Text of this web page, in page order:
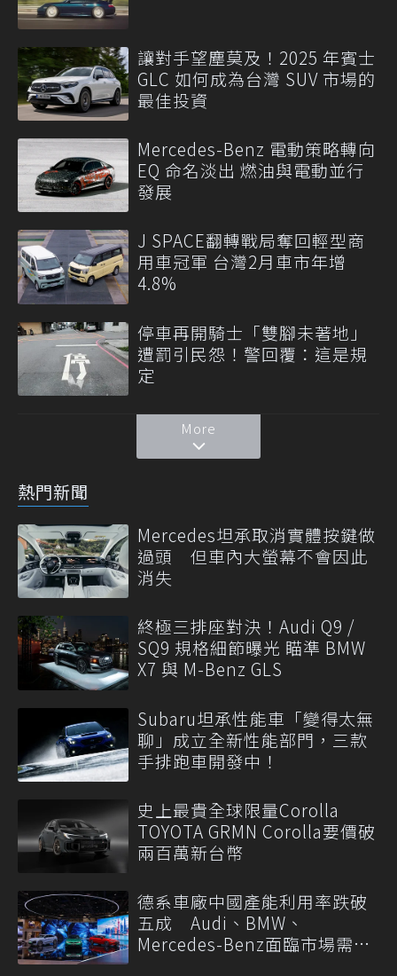
讓對手望塵莫及！2025 年賓士
GLC 如何成為台灣 SUV 市場的
最佳投資
Mercedes-Benz 電動策略轉向
EQ 命名淡出 燃油與電動並行
發展
J SPACE翻轉戰局奪回輕型商
用車冠軍 台灣2月車市年增
4.8%
停車再開騎士「雙腳未著地」
遭罰引民怨！警回覆：這是規
定
More
熱門新聞
Mercedes坦承取消實體按鍵做
過頭 但車內大螢幕不會因此
消失
終極三排座對決！Audi Q9 /
SQ9 規格細節曝光 瞄準 BMW
X7 與 M-Benz GLS
Subaru坦承性能車「變得太無
聊」成立全新性能部門，三款
手排跑車開發中！
史上最貴全球限量Corolla
TOYOTA GRMN Corolla要價破
兩百萬新台幣
德系車廠中國產能利用率跌破
五成 Audi、BMW、
Mercedes-Benz面臨市場需求